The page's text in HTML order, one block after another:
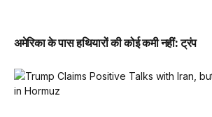
अमेरिका के पास हथियारों की कोई कमी नहीं: ट्रंप